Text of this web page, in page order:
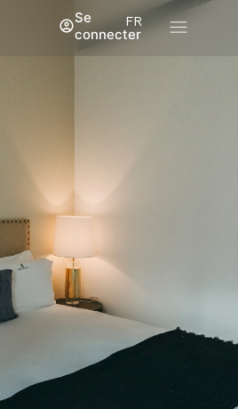
FR
Se
connecter